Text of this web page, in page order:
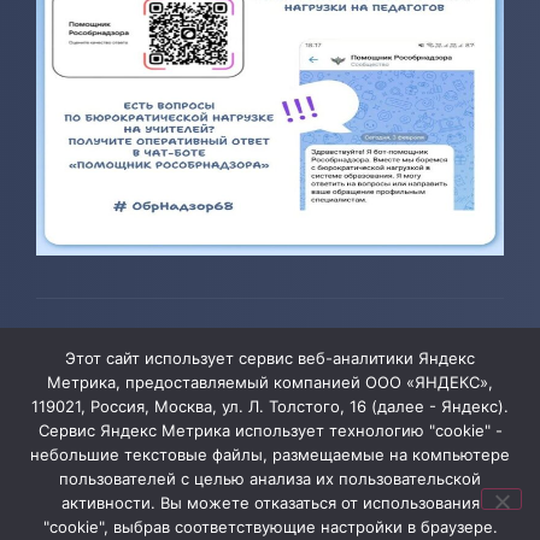
юношества»
Администрация сайта уведомляет, что информация,
содержащая персональные данные, размещена на
сайте ТОГБОУ ДО «Центр развития творчества детей
Этот сайт использует сервис веб-аналитики Яндекс
Метрика, предоставляемый компанией ООО «ЯНДЕКС»,
119021, Россия, Москва, ул. Л. Толстого, 16 (далее - Яндекс).
Сервис Яндекс Метрика использует технологию "cookie" -
небольшие текстовые файлы, размещаемые на компьютере
пользователей с целью анализа их пользовательской
активности. Вы можете отказаться от использования
"cookie", выбрав соответствующие настройки в браузере.